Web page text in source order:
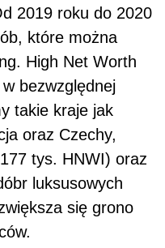
2019 roku do 2020
które można
High Net Worth
bezwzględnej
takie kraje jak
oraz Czechy,
tys. HNWI) oraz
luksusowych
się grono